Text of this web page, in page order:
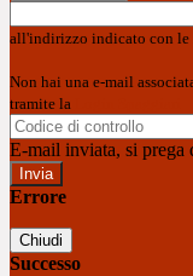
all'indirizzo indicato con le
Non hai una e-mail
tramite la
E-mail inviata, si prega
Errore
Chiudi
Successo